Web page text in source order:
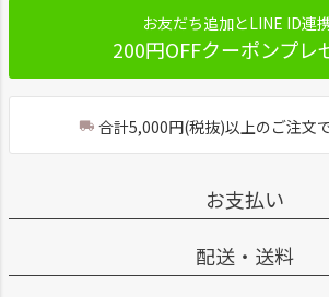
お友だち追加とLINE ID連
200円OFFクーポンプレ
合計5,000円(税抜)以上のご注文
お支払い
配送・送料